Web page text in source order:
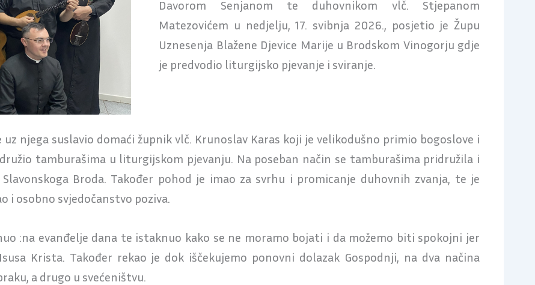
Davorom Senjanom te duhovnikom vlč. Stjepanom
Matezovićem u nedjelju, 17. svibnja 2026., posjetio je Župu
Uznesenja Blažene Djevice Marije u Brodskom Vinogorju gdje
je predvodio liturgijsko pjevanje i sviranje.
njega suslavio domaći župnik vlč. Krunoslav Karas koji je velikodušno primio bogoslove i
tamburašima u liturgijskom pjevanju. Na poseban način se tamburašima pridružila i
Slavonskoga Broda. Također pohod je imao za svrhu i promicanje duhovnih zvanja, te je
i osobno svjedočanstvo poziva.
:na evanđelje dana te istaknuo kako se ne moramo bojati i da možemo biti spokojni jer
Krista. Također rekao je dok iščekujemo ponovni dolazak Gospodnji, na dva načina
a drugo u svećeništvu.